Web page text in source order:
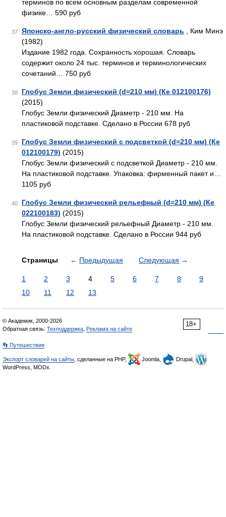
терминов по всем основным разделам современной
физике… 590 руб
37 Японско-англо-русский физический словарь , Ким Минэ
(1982)
Издание 1982 года. Сохранность хорошая. Словарь
содержит около 24 тыс. терминов и терминологических
сочетаний… 750 руб
38
Глобус Земли физический (d=210 мм) (Ке 012100176)
(2015)
Глобус Земли физический Диаметр - 210 мм. На
пластиковой подставке. Сделано в России 678 руб
39
Глобус Земли физический с подсветкой (d=210 мм) (Ке
012100179) (2015)
Глобус Земли физический с подсветкой Диаметр - 210 мм.
На пластиковой подставке. Упаковка: фирменный пакет и…
1105 руб
40
Глобус Земли физический рельефный (d=210 мм) (Ке
022100183) (2015)
Глобус Земли физический рельефный Диаметр - 210 мм.
На пластиковой подставке. Сделано в России 944 руб
Страницы ← Предыдущая Следующая →
1 2 3 4 5 6 7 8
9
10
11 12 13
18+
© Академик, 2000-2026
Обратная связь: Техподдержка Реклама на сайте
👣 Путешествия
Экспорт словарей на сайты , сделанные на PHP, Joomla,
Drupal,
WordPress, MODx.